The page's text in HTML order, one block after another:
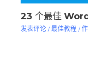
23 个最佳
发表评论 /最佳教程 / 作